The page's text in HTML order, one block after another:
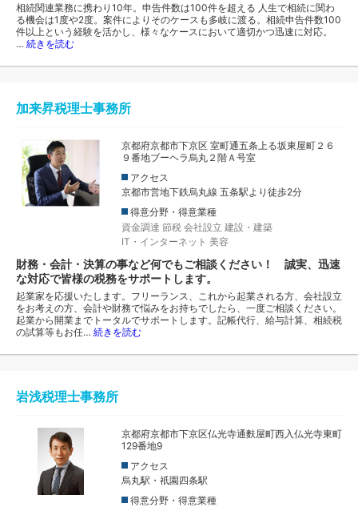
相続関連業務に携わり10年。申告件数は100件を超える 人生で相続に関わ
る機会は1度や2度。案件によりそのケースも多岐に渡る。相続申告件数100
件以上という経験を活かし、様々なケースにおいて適切かつ迅速に対応。
… 続きを読む
加来昇税理士事務所
京都府京都市下京区 室町通五条上る坂東屋町２６
９番地ブーヘラ烏丸２階Ａ号室
アクセス
京都市営地下鉄烏丸線 五条駅より徒歩2分
得意分野・得意業種
資金調達 節税 会社設立 建設・建築
IT・インターネット 美容
財務・会計・決算の事など何でもご相談ください！ 誠実、迅速
な対応で皆様の税務をサポートします。
起業家を応援いたします。フリーランス、これから起業される方、会社設立
をお考えの方、会計や財務で悩みをお持ちでしたら、一度ご相談ください。
起業から開業までトータルでサポートします。記帳代行、給与計算、相続税
の試算等もお任… 続きを読む
岩浅税理士事務所
京都府京都市下京区仏光寺通麩屋町西入仏光寺東町
129番地9
アクセス
烏丸駅・祇園四条駅
得意分野・得意業種